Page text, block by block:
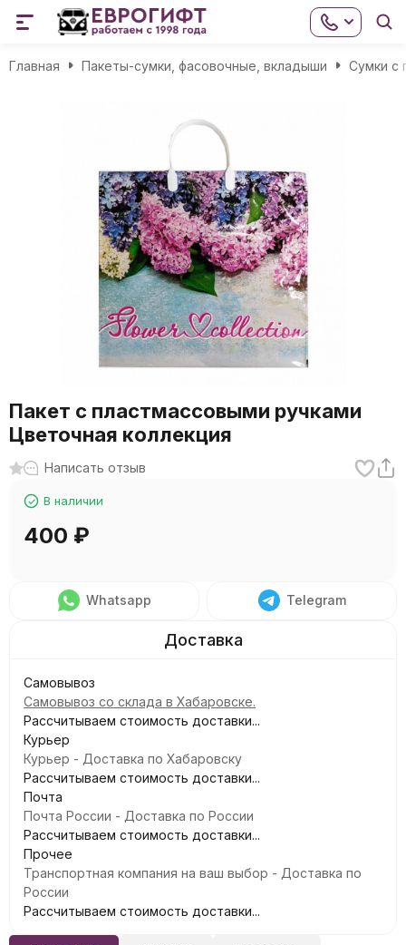
Главная Пакеты-сумки, фасовочные, вкладыши Сумки с
Пакет с пластмассовыми ручками
Цветочная коллекция
Написать отзыв
В наличии
400 ₽
Whatsapp Telegram
Самовывоз
Самовывоз со склада в Хабаровске.
Рассчитываем стоимость доставки...
Курьер
Курьер - Доставка по Хабаровску
Рассчитываем стоимость доставки...
Почта
Почта России - Доставка по России
Рассчитываем стоимость доставки...
Прочее
Транспортная компания на ваш выбор - Доставка по
России
Рассчитываем стоимость доставки...